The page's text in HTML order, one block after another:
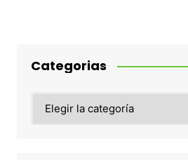
Categorias